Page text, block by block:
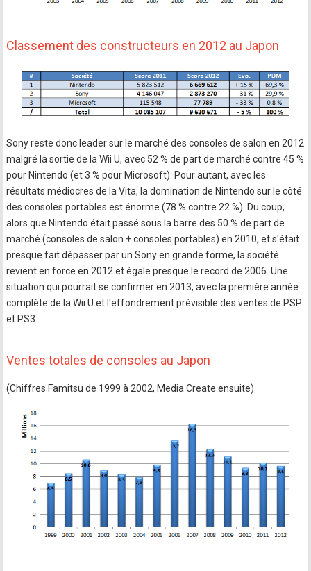
Classement des constructeurs en 2012 au Japon
Sony reste donc leader sur le marché des consoles de salon en 2012
malgré la sortie de la Wii U, avec 52 % de part de marché contre 45 %
pour Nintendo (et 3 % pour Microsoft). Pour autant, avec les
résultats médiocres de la Vita, la domination de Nintendo sur le côté
des consoles portables est énorme (78 % contre 22 %). Du coup,
alors que Nintendo était passé sous la barre des 50 % de part de
marché (consoles de salon + consoles portables) en 2010, et s'était
presque fait dépasser par un Sony en grande forme, la société
revient en force en 2012 et égale presque le record de 2006. Une
situation qui pourrait se confirmer en 2013, avec la première année
complète de la Wii U et l'effondrement prévisible des ventes de PSP
et PS3.
Ventes totales de consoles au Japon
(Chiffres Famitsu de 1999 à 2002, Media Create ensuite)